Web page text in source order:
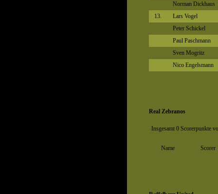
Norman Dickhaus
13.
Lars Vogel
Peter Schickel
Paul Paschmann
Sven Mogritz
Nico Engelsmann
Real Zebranos
Insgesamt 0 Scorerpunkte
Name Scorer